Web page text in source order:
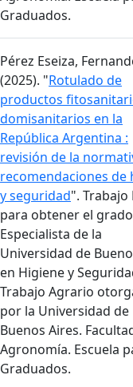
Graduados.
Pérez Eseiza,
(2025). "Rotulado de
productos
domisanitarios en la
República Argentina :
revisión de la
recomendaciones de
y seguridad". Trabajo
para obtener el
Especialista de la
Universidad de
en Higiene y
Trabajo Agrario
por la Universidad de
Buenos Aires.
Agronomía. Escuela
Graduados.